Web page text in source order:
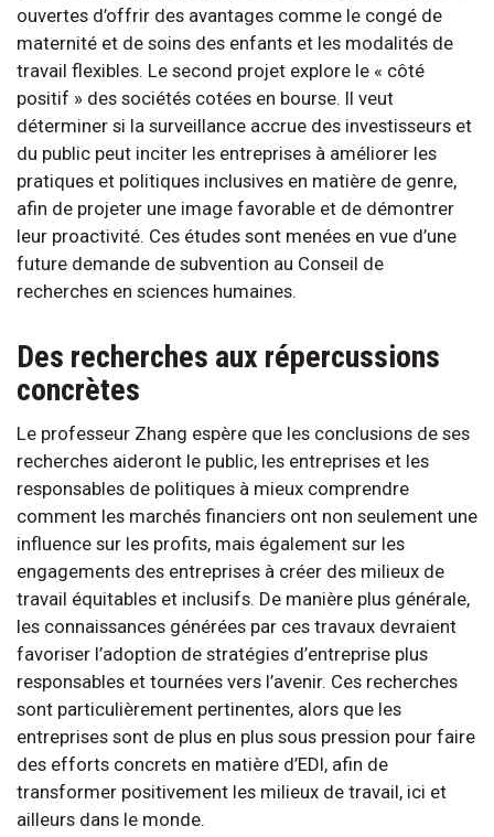
ouvertes d’offrir des avantages comme le congé de
maternité et de soins des enfants et les modalités de
travail flexibles. Le second projet explore le « côté
positif » des sociétés cotées en bourse. Il veut
déterminer si la surveillance accrue des investisseurs et
du public peut inciter les entreprises à améliorer les
pratiques et politiques inclusives en matière de genre,
afin de projeter une image favorable et de démontrer
leur proactivité. Ces études sont menées en vue d’une
future demande de subvention au Conseil de
recherches en sciences humaines.
Des recherches aux répercussions
concrètes
Le professeur Zhang espère que les conclusions de ses
recherches aideront le public, les entreprises et les
responsables de politiques à mieux comprendre
comment les marchés financiers ont non seulement une
influence sur les profits, mais également sur les
engagements des entreprises à créer des milieux de
travail équitables et inclusifs. De manière plus générale,
les connaissances générées par ces travaux devraient
favoriser l’adoption de stratégies d’entreprise plus
responsables et tournées vers l’avenir. Ces recherches
sont particulièrement pertinentes, alors que les
entreprises sont de plus en plus sous pression pour faire
des efforts concrets en matière d’EDI, afin de
transformer positivement les milieux de travail, ici et
ailleurs dans le monde.